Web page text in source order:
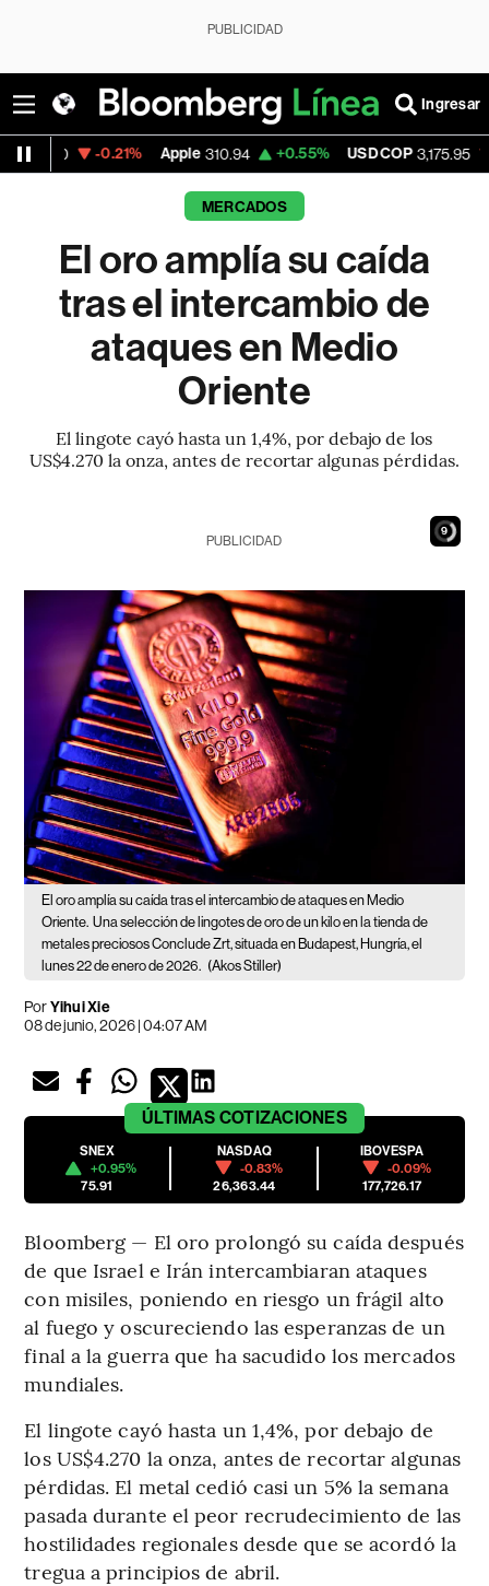
PUBLICIDAD
Ingresar
Apple 310.94 +0.55% USD COP 3,175.95 -0.63%
MERCADOS
El oro amplía su caída
tras el intercambio de
ataques en Medio
Oriente
El lingote cayó hasta un 1,4%, por debajo de los
US$4.270 la onza, antes de recortar algunas pérdidas.
8
PUBLICIDAD
El oro amplía su caída tras el intercambio de ataques en Medio
Oriente. Una selección de lingotes de oro de un kilo en la tienda de
metales preciosos Conclude Zrt, situada en Budapest, Hungría, el
lunes 22 de enero de 2026. (Akos Stiller)
PorYihui Xie
08 de junio, 2026 | 04:07 AM
ÚLTIMAS COTIZACIONES
SNEX
+0.95%
75.91
NASDAQ
-0.83%
26,363.44
IBOVESPA
-0.09%
177,726.17
Bloomberg — El oro prolongó su caída después
de que Israel e Irán intercambiaran ataques
con misiles, poniendo en riesgo un frágil alto
al fuego y oscureciendo las esperanzas de un
final a la guerra que ha sacudido los mercados
mundiales.
El lingote cayó hasta un 1,4%, por debajo de
los US$4.270 la onza, antes de recortar algunas
pérdidas. El metal cedió casi un 5% la semana
pasada durante el peor recrudecimiento de las
hostilidades regionales desde que se acordó la
tregua a principios de abril.